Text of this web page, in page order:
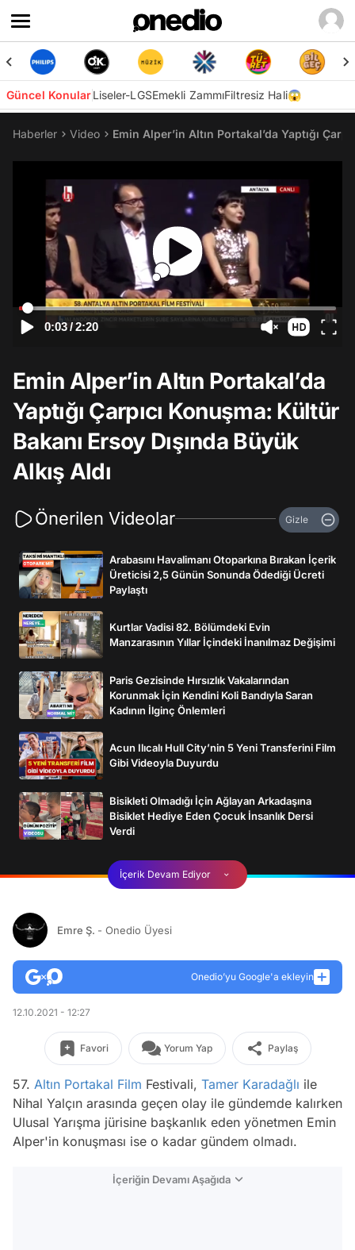
Güncel KonularLiseler-LGSEmekli ZammıFiltresiz Hali😱
Haberler Video Emin Alper’in Altın Portakal’da Yaptığı
0:03/2:20
Emin Alper’in Altın Portakal’da
Yaptığı Çarpıcı Konuşma: Kültür
Bakanı Ersoy Dışında Büyük
Alkış Aldı
Önerilen Videolar Gizle
Arabasını Havalimanı Otoparkına Bırakan İçerik
Üreticisi 2,5 Günün Sonunda Ödediği Ücreti
Paylaştı
Kurtlar Vadisi 82. Bölümdeki Evin
Manzarasının Yıllar İçindeki İnanılmaz Değişimi
Paris Gezisinde Hırsızlık Vakalarından
Korunmak İçin Kendini Koli Bandıyla Saran
Kadının İlginç Önlemleri
Acun Ilıcalı Hull City’nin 5 Yeni Transferini Film
Gibi Videoyla Duyurdu
Bisikleti Olmadığı İçin Ağlayan Arkadaşına
Bisiklet Hediye Eden Çocuk İnsanlık Dersi
Verdi
İçerik Devam Ediyor
Emre Ş. - Onedio Üyesi
Onedio’yu Google'a ekleyin
12.10.2021 - 12:27
Favori Yorum Yap Paylaş
57. Altın Portakal Film Festivali, Tamer Karadağlı ile
Nihal Yalçın arasında geçen olay ile gündemde kalırken
Ulusal Yarışma jürisine başkanlık eden yönetmen Emin
Alper'in konuşması ise o kadar gündem olmadı.
İçeriğin Devamı Aşağıda